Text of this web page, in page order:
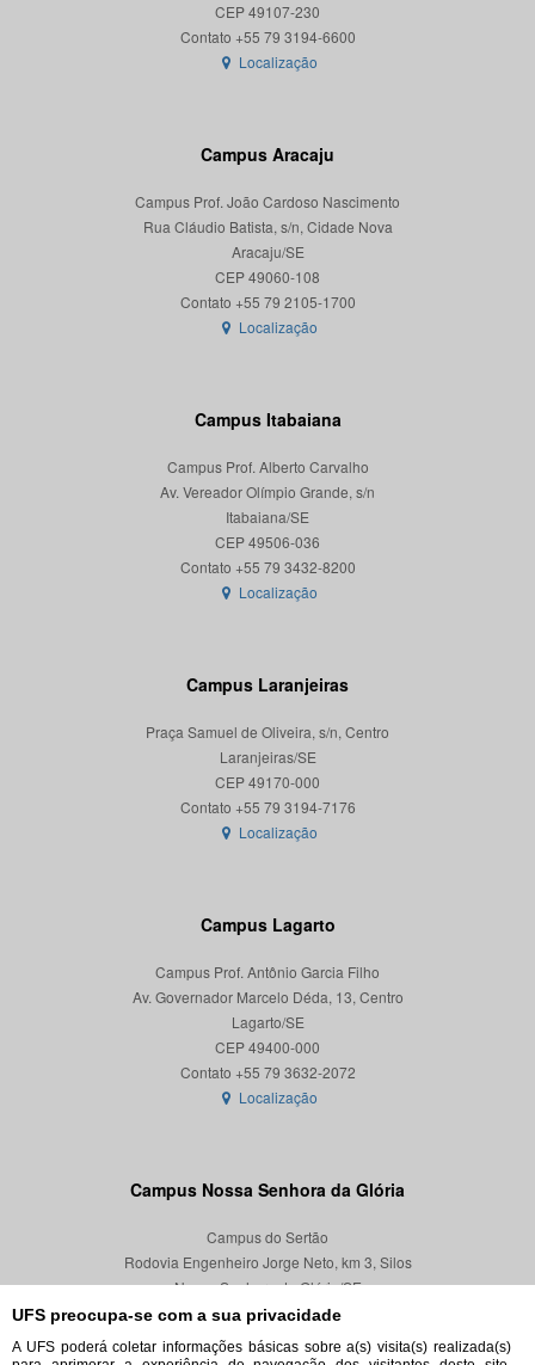
UFS preocupa-se com a sua privacidade
A UFS poderá coletar informações básicas sobre a(s) visita(s) realizada(s)
CEP 49107-230
Localização
Campus Aracaju
Campus Prof. João Cardoso Nascimento
Rua Cláudio Batista, s/n, Cidade Nova
Aracaju/SE
CEP 49060-108
Localização
Campus Itabaiana
Campus Prof. Alberto Carvalho
Av. Vereador Olímpio Grande, s/n
Itabaiana/SE
CEP 49506-036
Localização
Campus Laranjeiras
Praça Samuel de Oliveira, s/n, Centro
Laranjeiras/SE
CEP 49170-000
Localização
Campus Lagarto
Campus Prof. Antônio Garcia Filho
Av. Governador Marcelo Déda, 13, Centro
Lagarto/SE
CEP 49400-000
Localização
Campus Nossa Senhora da Glória
Campus do Sertão
Rodovia Engenheiro Jorge Neto, km 3, Silos
Nossa Senhora da Glória/SE
CEP 49680-000